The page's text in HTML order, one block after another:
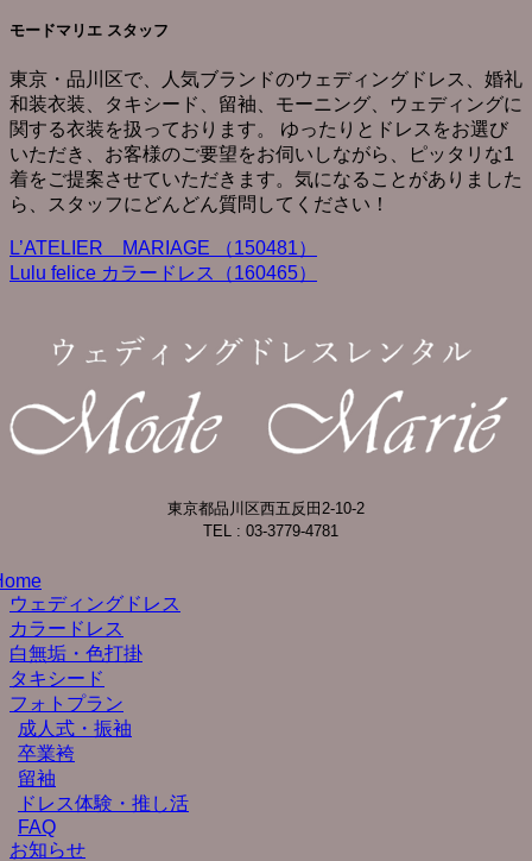
モードマリエ スタッフ
東京・品川区で、人気ブランドのウェディングドレス、婚礼
和装衣装、タキシード、留袖、モーニング、ウェディングに
関する衣装を扱っております。 ゆったりとドレスをお選び
いただき、お客様のご要望をお伺いしながら、ピッタリな1
着をご提案させていただきます。気になることがありました
ら、スタッフにどんどん質問してください！
L’ATELIER MARIAGE （150481）
Lulu felice カラードレス（160465）
東京都品川区西五反田2-10-2
TEL : 03-3779-4781
ウェディングドレス
カラードレス
白無垢・色打掛
タキシード
フォトプラン
成人式・振袖
卒業袴
留袖
ドレス体験・推し活
FAQ
お知らせ